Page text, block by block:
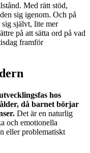
Med rätt stöd,
sig igenom. Och på
sig självt, lite mer
på att sätta ord på vad
framför
hos
då barnet börjar
Det är en naturlig
och emotionella
eller problematiskt